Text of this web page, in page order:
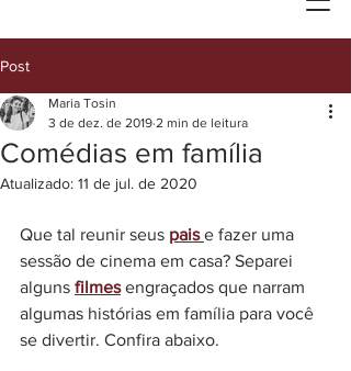
Post
Comédias em família
Maria Tosin
3 de dez. de 2019 2 min de leitura
Atualizado: 11 de jul. de 2020
Que tal reunir seus pais e fazer uma
sessão de cinema em casa? Separei
alguns filmes engraçados que narram
algumas histórias em família para você
se divertir. Confira abaixo.